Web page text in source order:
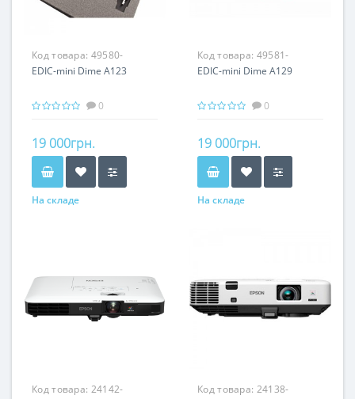
Код товара: 49580-
EDIC-mini Dime A123
0
19 000грн.
На складе
Код товара: 49581-
EDIC-mini Dime A129
0
19 000грн.
На складе
Код товара: 24142-
Код товара: 24138-